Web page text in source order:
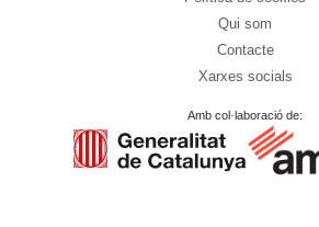
Qui som
Contacte
Xarxes socials
Amb col·laboració de: